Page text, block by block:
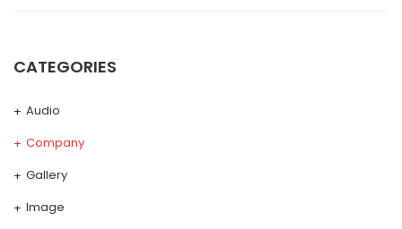
CATEGORIES
Audio
Company
Gallery
Image